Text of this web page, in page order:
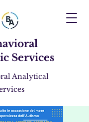
Services
Analytical